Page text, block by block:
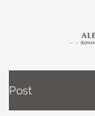
Post